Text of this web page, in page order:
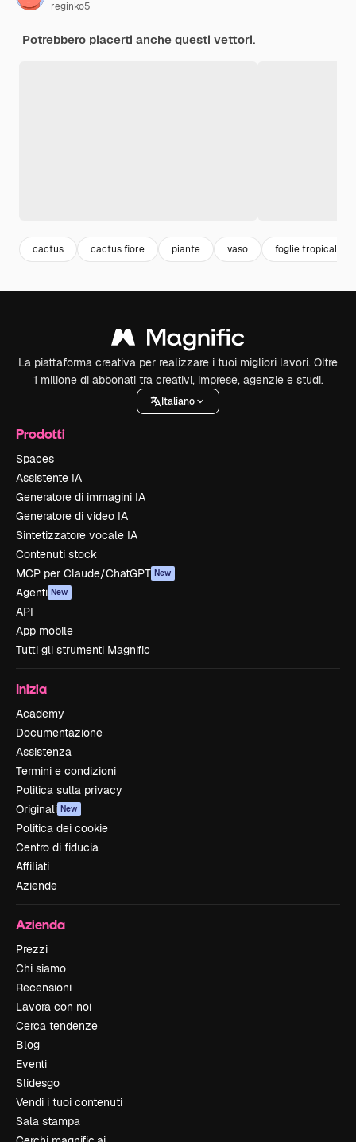
reginko5
Potrebbero piacerti anche questi vettori.
cactus cactus fiore piante vaso foglie tropicali
La piattaforma creativa per realizzare i tuoi migliori lavori. Oltre
1 milione di abbonati tra creativi, imprese, agenzie e studi.
Italiano
Prodotti
Spaces
Assistente IA
Generatore di immagini IA
Generatore di video IA
Sintetizzatore vocale IA
Contenuti stock
MCP per Claude/ChatGPT New
Agenti New
API
App mobile
Tutti gli strumenti Magnific
Inizia
Academy
Documentazione
Assistenza
Termini e condizioni
Politica sulla privacy
Originali New
Politica dei cookie
Centro di fiducia
Affiliati
Aziende
Azienda
Prezzi
Chi siamo
Recensioni
Lavora con noi
Cerca tendenze
Blog
Eventi
Slidesgo
Vendi i tuoi contenuti
Sala stampa